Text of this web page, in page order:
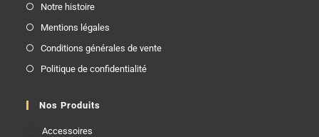
Notre histoire
Mentions légales
Conditions générales de vente
Politique de confidentialité
Nos Produits
Accessoires